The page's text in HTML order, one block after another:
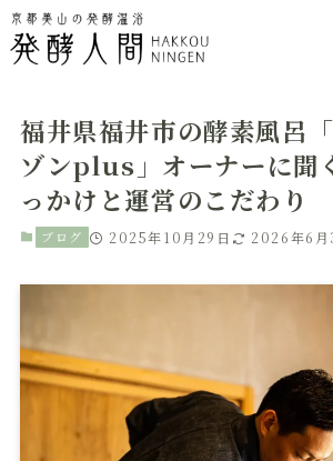
福井県福井市の酵素風呂
ゾンplus」オーナーに聞
っかけと運営のこだわり
ブログ 2025年10月29日 2026年6月